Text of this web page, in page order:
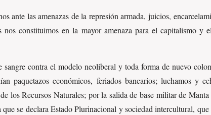
ante las amenazas de la represión armada, juicios,
nos constituimos en la mayor amenaza para el capitalismo
contra el modelo neoliberal y toda forma de nuevo
paquetazos económicos, feriados bancarios; luchamos
los Recursos Naturales; por la salida de base militar de
se declara Estado Plurinacional y sociedad intercultural,